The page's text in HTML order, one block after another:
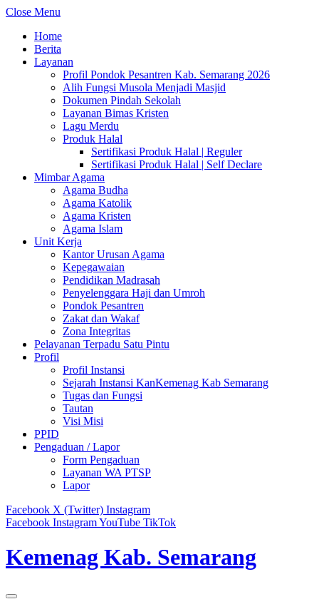
Close Menu
Home
Berita
Layanan
Profil Pondok Pesantren Kab. Semarang 2026
Alih Fungsi Musola Menjadi Masjid
Dokumen Pindah Sekolah
Layanan Bimas Kristen
Lagu Merdu
Produk Halal
Sertifikasi Produk Halal | Reguler
Sertifikasi Produk Halal | Self Declare
Mimbar Agama
Agama Budha
Agama Katolik
Agama Kristen
Agama Islam
Unit Kerja
Kantor Urusan Agama
Kepegawaian
Pendidikan Madrasah
Penyelenggara Haji dan Umroh
Pondok Pesantren
Zakat dan Wakaf
Zona Integritas
Pelayanan Terpadu Satu Pintu
Profil
Profil Instansi
Sejarah Instansi KanKemenag Kab Semarang
Tugas dan Fungsi
Tautan
Visi Misi
PPID
Pengaduan / Lapor
Form Pengaduan
Layanan WA PTSP
Lapor
Facebook X (Twitter) Instagram
Facebook InstagramYouTube TikTok
Kemenag Kab. Semarang